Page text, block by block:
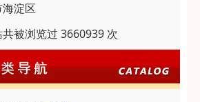
淀区
被浏览过 3660939 次